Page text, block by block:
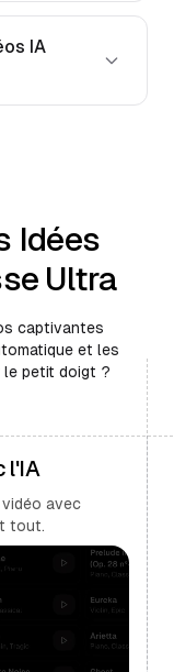
IA
Idées
Ultra
captivantes
et les
le petit doigt ?
l'IA
avec
tout.